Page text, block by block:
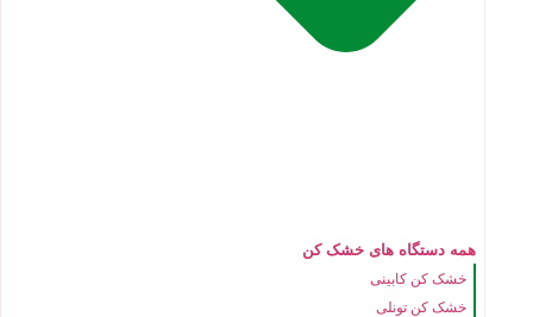
همه دستگاه های خشک کن
خشک کن کابینی
خشک کن تونلی